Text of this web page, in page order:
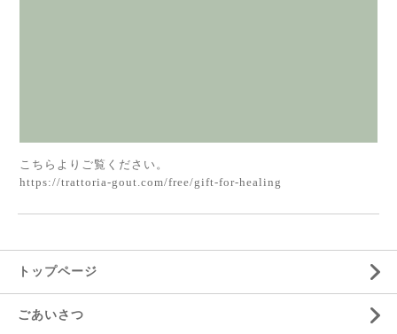
こちらよりご覧ください。
https://trattoria-gout.com/free/gift-for-healing
トップページ
ごあいさつ